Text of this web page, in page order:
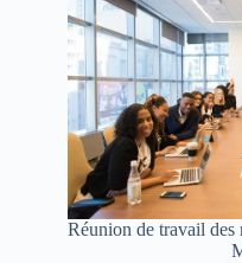
Réunion de travail des